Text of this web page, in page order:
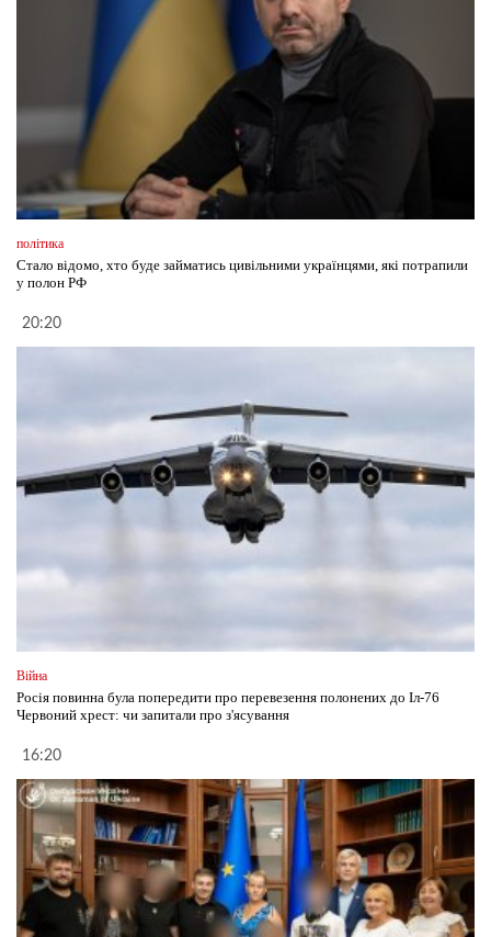
політика
Стало відомо, хто буде займатись цивільними українцями, які потрапили
у полон РФ
20:20
Війна
Росія повинна була попередити про перевезення полонених до Іл-76
Червоний хрест: чи запитали про з'ясування
16:20